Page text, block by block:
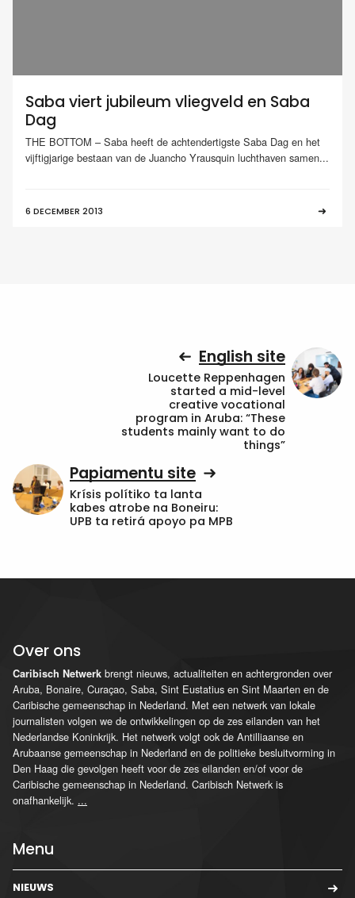
Saba viert jubileum vliegveld en Saba
Dag
THE BOTTOM – Saba heeft de achtendertigste Saba Dag en het
vijftigjarige bestaan van de Juancho Yrausquin luchthaven samen...
6 DECEMBER 2013
English site
Loucette Reppenhagen
started a mid-level
creative vocational
program in Aruba: “These
students mainly want to do
things”
Papiamentu site
Krísis polítiko ta lanta
kabes atrobe na Boneiru:
UPB ta retirá apoyo pa MPB
Over ons
Caribisch Netwerk brengt nieuws, actualiteiten en achtergronden over
Aruba, Bonaire, Curaçao, Saba, Sint Eustatius en Sint Maarten en de
Caribische gemeenschap in Nederland. Met een netwerk van lokale
journalisten volgen we de ontwikkelingen op de zes eilanden van het
Nederlandse Koninkrijk. Het netwerk volgt ook de Antilliaanse en
Arubaanse gemeenschap in Nederland en de politieke besluitvorming in
Den Haag die gevolgen heeft voor de zes eilanden en/of voor de
Caribische gemeenschap in Nederland. Caribisch Netwerk is
onafhankelijk. ...
Menu
NIEUWS